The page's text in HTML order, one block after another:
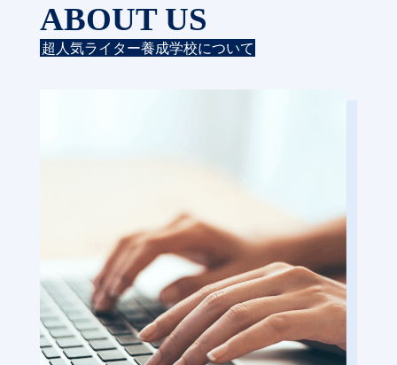
ABOUT US
超人気ライター養成学校について